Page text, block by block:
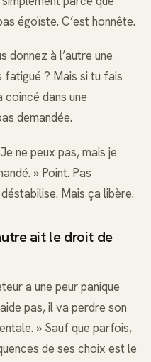
égoïste. C’est honnête.
donnez à l’autre une
fatigué ? Mais si tu fais
coincé dans une
demandée.
ne peux pas, mais je
» Point. Pas
Mais ça libère.
ait le droit de
a une peur panique
pas, il va perdre son
» Sauf que parfois,
de ses choix est le